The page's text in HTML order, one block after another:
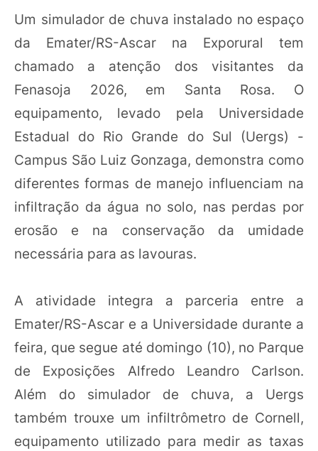
Um simulador de chuva instalado no espaço
da Emater/RS-Ascar na Exporural tem
chamado a atenção dos visitantes da
Fenasoja 2026, em Santa Rosa. O
equipamento, levado pela Universidade
Estadual do Rio Grande do Sul (Uergs) -
Campus São Luiz Gonzaga, demonstra como
diferentes formas de manejo influenciam na
infiltração da água no solo, nas perdas por
erosão e na conservação da umidade
necessária para as lavouras.
A atividade integra a parceria entre a
Emater/RS-Ascar e a Universidade durante a
feira, que segue até domingo (10), no Parque
de Exposições Alfredo Leandro Carlson.
Além do simulador de chuva, a Uergs
também trouxe um infiltrômetro de Cornell,
equipamento utilizado para medir as taxas